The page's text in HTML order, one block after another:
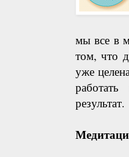
мы все в
том, что
уже
результат.